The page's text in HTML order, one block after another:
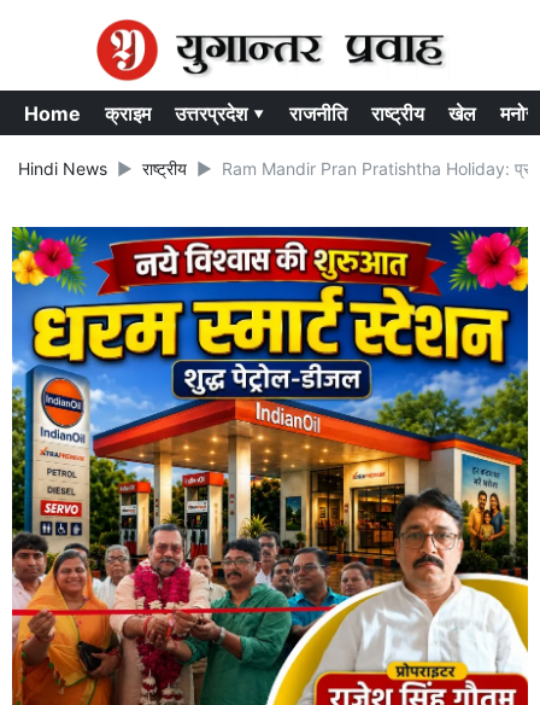
Home क्राइम उत्तरप्रदेश ▾ राजनीति राष्ट्रीय खेल
Hindi News राष्ट्रीय Ram Mandir Pran Pratishtha Holiday: प्राण-